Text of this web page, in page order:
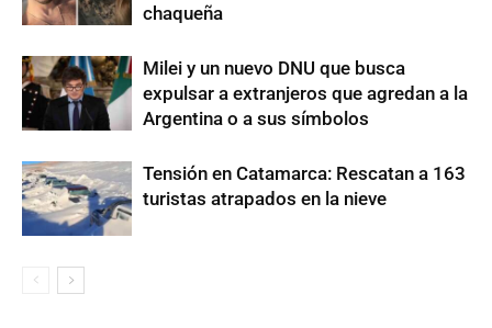
chaqueña
Milei y un nuevo DNU que busca
expulsar a extranjeros que agredan a la
Argentina o a sus símbolos
Tensión en Catamarca: Rescatan a 163
turistas atrapados en la nieve